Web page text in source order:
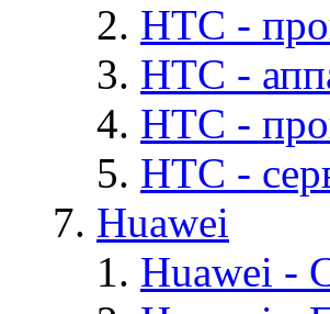
HTC -
HTC -
HTC -
HTC -
Huawei
Huawei -